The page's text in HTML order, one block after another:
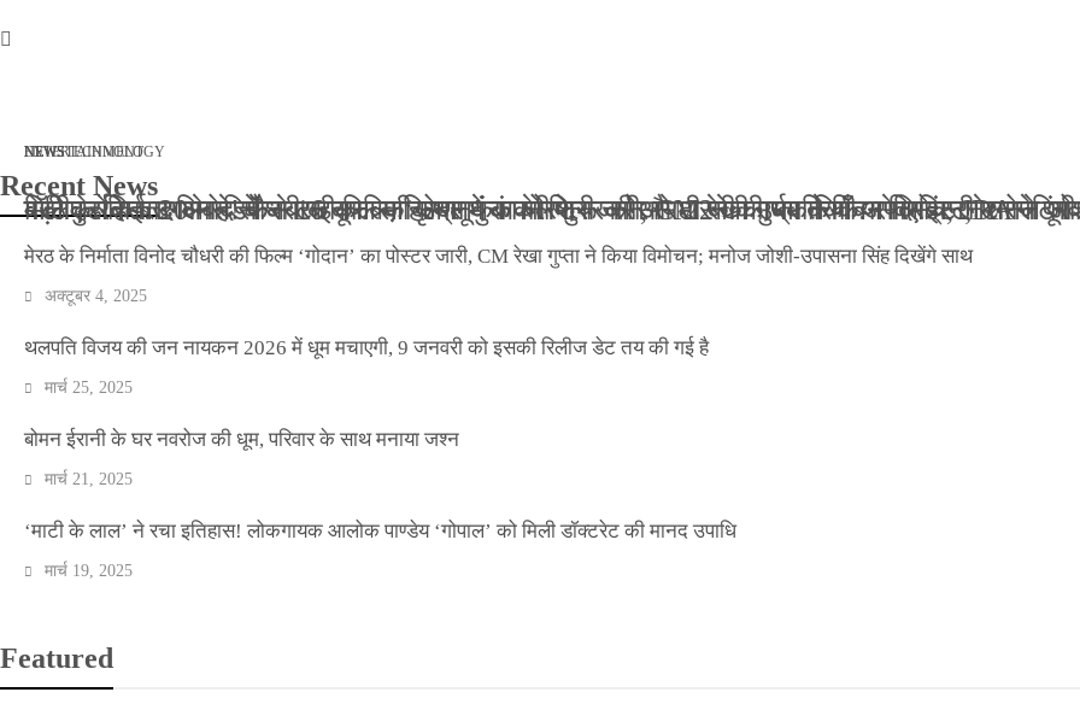
NEWS मार्च 2, 2026
बॉलीवुड के बाद अब डिफेंस टाइकून साहिल लूथरा को मिली जान से मारने की धमकियाँ : सेलिब्रिटी
NEWS जनवरी 29, 2026
बड़ी कार्रवाई: 20 माह से जबरन काबिज़ कृष्णा कुंज वेलफेयर सोसायटी की कार्यकारिणी अपदस्थ, JDA ने
ENTERTAINMENT
मेरठ के निर्माता विनोद चौधरी की फिल्म ‘गोदान’ का पोस्टर जारी, CM रेखा गुप्ता ने किया विमोचन; मनोज
NEWSTECHNOLOGY
मिलिए रोहित उगले से! कैसे 16 साल की उम्र में कंपनी शुरू की और 22 की उम्र तक बन गए इंटरनेशनल
Recent News
मेरठ के निर्माता विनोद चौधरी की फिल्म ‘गोदान’ का पोस्टर जारी, CM रेखा गुप्ता ने किया विमोचन; मनोज जोशी-उपासना सिंह दिखेंगे साथ
अक्टूबर 4, 2025
थलपति विजय की जन नायकन 2026 में धूम मचाएगी, 9 जनवरी को इसकी रिलीज डेट तय की गई है
मार्च 25, 2025
बोमन ईरानी के घर नवरोज की धूम, परिवार के साथ मनाया जश्न
मार्च 21, 2025
‘माटी के लाल’ ने रचा इतिहास! लोकगायक आलोक पाण्डेय ‘गोपाल’ को मिली डॉक्टरेट की मानद उपाधि
मार्च 19, 2025
Featured